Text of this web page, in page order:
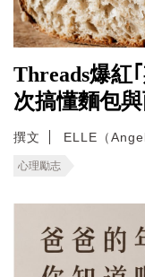
Threads爆紅
次搞懂麵包
撰文 ELLE（
心理勵志